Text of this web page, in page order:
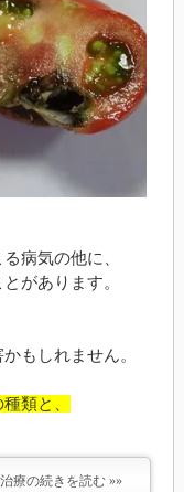
病気の他に、
があります。
もしれません。
類と、
療の続きを読む »»